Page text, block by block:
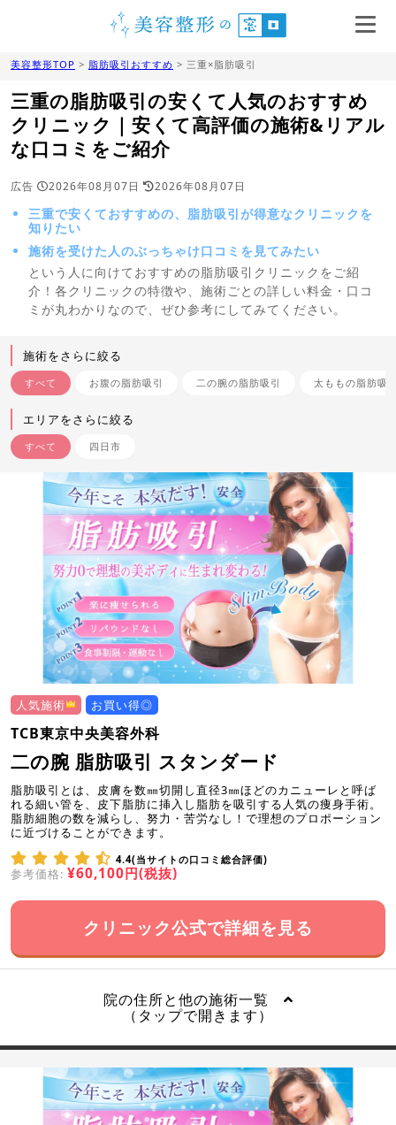
美容整形TOP > 脂肪吸引おすすめ > 三重×脂肪吸引
三重の脂肪吸引の安くて人気のおすすめ
クリニック｜安くて高評価の施術&リアル
な口コミをご紹介
広告 2026年08月07日 2026年08月07日
三重で安くておすすめの、脂肪吸引が得意なクリニックを
知りたい
施術を受けた人のぶっちゃけ口コミを見てみたい
という人に向けておすすめの脂肪吸引クリニックをご紹
介！各クリニックの特徴や、施術ごとの詳しい料金・口コ
ミが丸わかりなので、ぜひ参考にしてみてください。
施術をさらに絞る
すべて お腹の脂肪吸引 二の腕の脂肪吸引 太ももの脂肪吸
エリアをさらに絞る
すべて 四日市
人気施術 お買い得◎
TCB東京中央美容外科
二の腕 脂肪吸引 スタンダード
脂肪吸引とは、皮膚を数㎜切開し直径3㎜ほどのカニューレと呼ば
れる細い管を、皮下脂肪に挿入し脂肪を吸引する人気の痩身手術。
脂肪細胞の数を減らし、努力・苦労なし！で理想のプロポーション
に近づけることができます。
4.4(当サイトの口コミ総合評価)
参考価格: ¥60,100円(税抜)
クリニック公式で詳細を見る
院の住所と他の施術一覧
（タップで開きます）